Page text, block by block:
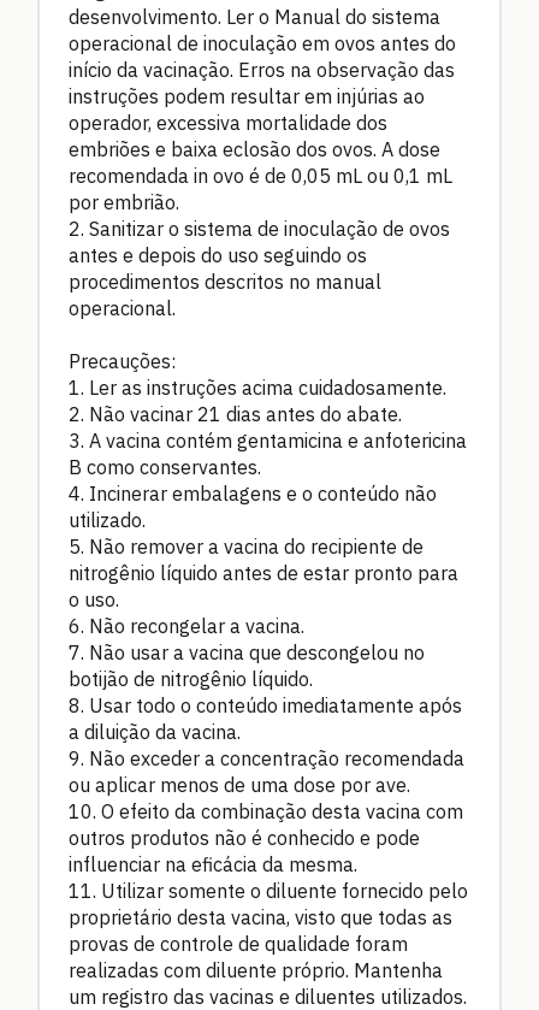
desenvolvimento. Ler o Manual do sistema
operacional de inoculação em ovos antes do
início da vacinação. Erros na observação das
instruções podem resultar em injúrias ao
operador, excessiva mortalidade dos
embriões e baixa eclosão dos ovos. A dose
recomendada in ovo é de 0,05 mL ou 0,1 mL
por embrião.
2. Sanitizar o sistema de inoculação de ovos
antes e depois do uso seguindo os
procedimentos descritos no manual
operacional.
Precauções:
1. Ler as instruções acima cuidadosamente.
2. Não vacinar 21 dias antes do abate.
3. A vacina contém gentamicina e anfotericina
B como conservantes.
4. Incinerar embalagens e o conteúdo não
utilizado.
5. Não remover a vacina do recipiente de
nitrogênio líquido antes de estar pronto para
o uso.
6. Não recongelar a vacina.
7. Não usar a vacina que descongelou no
botijão de nitrogênio líquido.
8. Usar todo o conteúdo imediatamente após
a diluição da vacina.
9. Não exceder a concentração recomendada
ou aplicar menos de uma dose por ave.
10. O efeito da combinação desta vacina com
outros produtos não é conhecido e pode
influenciar na eficácia da mesma.
11. Utilizar somente o diluente fornecido pelo
proprietário desta vacina, visto que todas as
provas de controle de qualidade foram
realizadas com diluente próprio. Mantenha
um registro das vacinas e diluentes utilizados.